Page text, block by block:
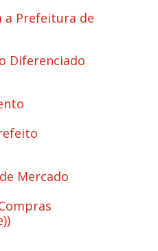
a Prefeitura de
Diferenciado
Mercado